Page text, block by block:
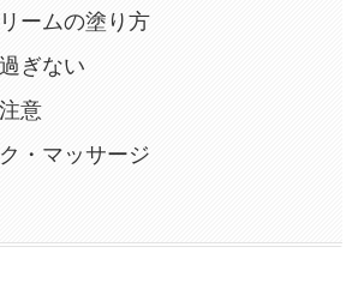
ームの塗り方
ぎない
意
・マッサージ